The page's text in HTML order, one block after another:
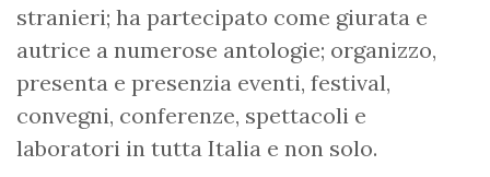
stranieri; ha partecipato come giurata e
autrice a numerose antologie; organizzo,
presenta e presenzia eventi, festival,
convegni, conferenze, spettacoli e
laboratori in tutta Italia e non solo.